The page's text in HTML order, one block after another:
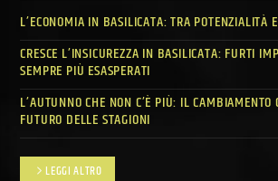
L’ECONOMIA IN BASILICATA: TRA POTENZIALITÀ
CRESCE L’INSICUREZZA IN BASILICATA: FURTI
SEMPRE PIÙ ESASPERATI
L’AUTUNNO CHE NON C’È PIÙ: IL CAMBIAMENTO
FUTURO DELLE STAGIONI
LEGGI ALTRO